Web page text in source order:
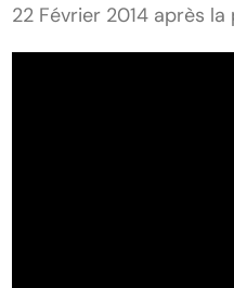
22 Février 2014 après